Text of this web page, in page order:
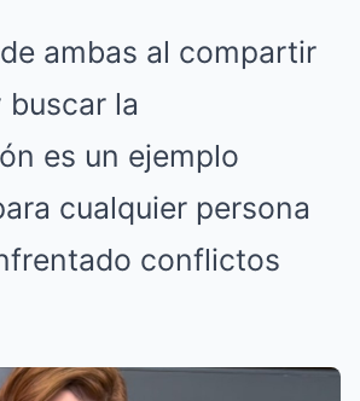
ambas al compartir
buscar la
es un ejemplo
cualquier persona
conflictos